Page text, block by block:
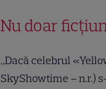
Nu doar
„Dacă celebrul
SkyShowtime – n.r.)